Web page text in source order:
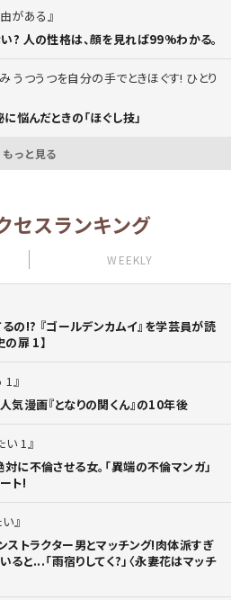
がある
? 人の性格は、顔を見れば99%わかる。
うつうつを自分の手でときほぐす! ひとり
悩んだときの「ほぐし技」
もっと見る
セスランキング
WEEKLY
の!? 『ゴールデンカムイ』を学芸員が読
の扉 1】
1
気漫画『となりの関くん』の10年後
い 1
に不倫させる女。「異端の不倫マンガ」
ト!
ストラクター男とマッチング!肉体派すぎ
ると...「雨宿りしてく?」〈永妻花はマッチ